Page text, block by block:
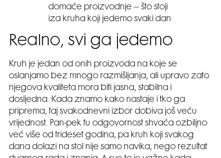
domaće proizvodnje – što stoji
iza kruha koji jedemo svaki dan
Realno, svi ga jedemo
Kruh je jedan od onih proizvoda na koje se
oslanjamo bez mnogo razmišljanja, ali upravo zato
njegova kvaliteta mora biti jasna, stabilna i
dosljedna. Kada znamo kako nastaje i tko ga
priprema, taj svakodnevni izbor dobiva još veću
vrijednost. Pan-pek tu odgovornost shvaća ozbiljno
već više od trideset godina, pa kruh koji svakog
dana dolazi na stol nije samo navika, nego rezultat